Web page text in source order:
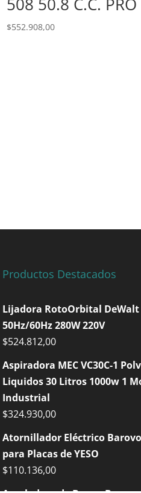
$552.908,00
Productos Destacados
Lijadora RotoOrbital DeWalt
50Hz/60Hz 280W 220V
$524.812,00
Aspiradora MEC VC30C-1
Liquidos 30 Litros 1000w 1
Industrial
$324.930,00
Atornillador Eléctrico Barovo
para Placas de YESO
$110.136,00